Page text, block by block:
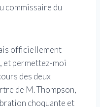
commissaire du
officiellement
et permettez-moi
des deux
de M. Thompson,
choquante et